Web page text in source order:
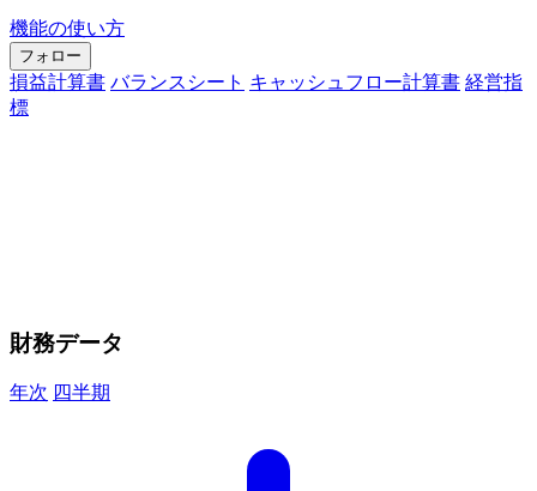
機能の使い方
フォロー
損益計算書 バランスシート キャッシュフロー計算書 経営指
標
財務データ
年次 四半期